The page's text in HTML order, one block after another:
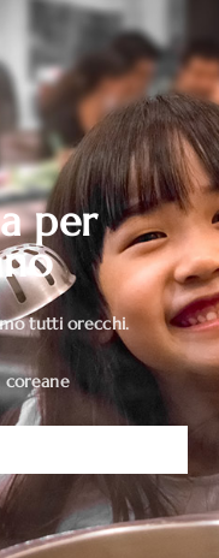
per
tutti orecchi.